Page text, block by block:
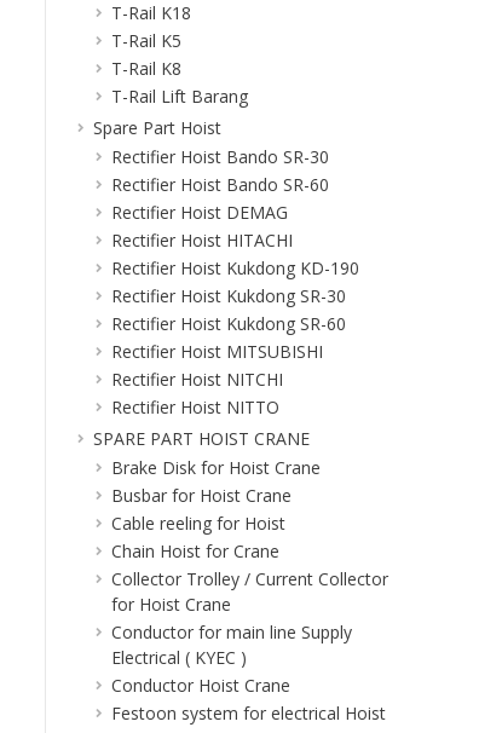
T-Rail K18
T-Rail K5
T-Rail K8
T-Rail Lift Barang
Spare Part Hoist
Rectifier Hoist Bando SR-30
Rectifier Hoist Bando SR-60
Rectifier Hoist DEMAG
Rectifier Hoist HITACHI
Rectifier Hoist Kukdong KD-190
Rectifier Hoist Kukdong SR-30
Rectifier Hoist Kukdong SR-60
Rectifier Hoist MITSUBISHI
Rectifier Hoist NITCHI
Rectifier Hoist NITTO
SPARE PART HOIST CRANE
Brake Disk for Hoist Crane
Busbar for Hoist Crane
Cable reeling for Hoist
Chain Hoist for Crane
Collector Trolley / Current Collector
for Hoist Crane
Conductor for main line Supply
Electrical ( KYEC )
Conductor Hoist Crane
Festoon system for electrical Hoist